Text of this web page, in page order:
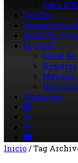
Gaby
Tarifas
Descarga la
Señal En Vivo
El Canal
Canal de
Nosotros
Mariano
Contactos
Inicio/Tag